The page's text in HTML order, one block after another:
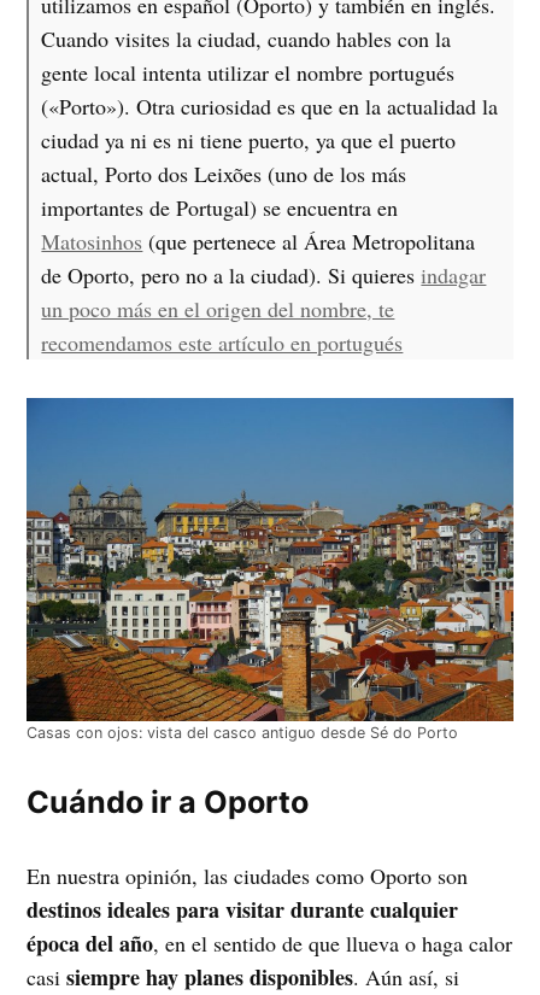
Cuando visites la ciudad, cuando hables con la
gente local intenta utilizar el nombre portugués
(«Porto»). Otra curiosidad es que en la actualidad la
ciudad ya ni es ni tiene puerto, ya que el puerto
actual, Porto dos Leixões (uno de los más
importantes de Portugal) se encuentra en
Matosinhos (que pertenece al Área Metropolitana
de Oporto, pero no a la ciudad). Si quieres indagar
un poco más en el origen del nombre, te
recomendamos este artículo en portugués
Casas con ojos: vista del casco antiguo desde Sé do Porto
Cuándo ir a Oporto
En nuestra opinión, las ciudades como Oporto son
destinos ideales para visitar durante cualquier
época del año, en el sentido de que llueva o haga calor
casisiempre hay planes disponibles. Aún así, si